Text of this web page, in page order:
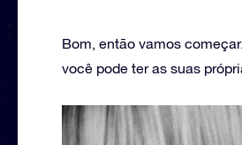
Bom, então vamos
você pode ter as suas